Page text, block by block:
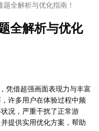
全解析与优化指南！
全解析与优化
凭借超强画面表现力与丰富
许多用户在体验过程中频
况，严重干扰了正常游
提供实用优化方案，帮助